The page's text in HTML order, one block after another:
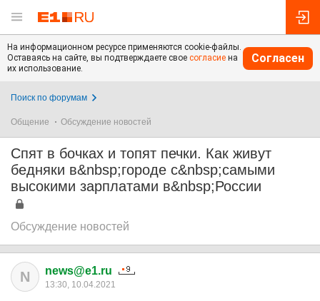
На информационном ресурсе применяются cookie-файлы.
Оставаясь на сайте, вы подтверждаете свое согласие на
их использование.
Согласен
Поиск по форумам
Общение Обсуждение новостей
Спят в бочках и топят печки. Как живут
бедняки в&nbsp;городе с&nbsp;самыми
высокими зарплатами в&nbsp;России
Обсуждение новостей
N news@e1.ru
13:30, 10.04.2021